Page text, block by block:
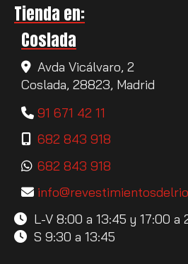
Tienda en:
Coslada
Avda Vicálvaro, 2
Coslada, 28823, Madrid
91 671 42 11
682 843 918
682 843 918
info
L-V 8:00 a 13:45 y 17:00 a
S 9:30 a 13:45